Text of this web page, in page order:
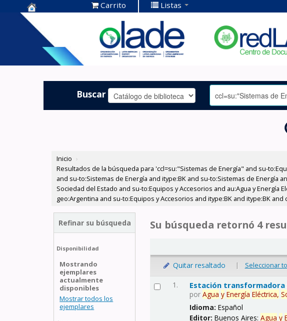
Centro de
Documentación
OLADE -
Carrito Listas
Buscar
Inicio ›
Resultados de la búsqueda para 'ccl=su:"Sistemas de Energía" and su-
and su-to:Sistemas de Energía and itype:BK and su-to:Sistemas de Energía
Sociedad del Estado and su-to:Equipos y Accesorios and au:Agua y Energía
geo:Argentina and su-to:Equipos y Accesorios and itype:BK and itype:BK
Refinar su búsqueda
Disponibilidad
Mostrando
ejemplares
actualmente
disponibles
Mostrar todos los
ejemplares
Su búsqueda retornó 4
Quitar resaltado | Seleccionar
1. Estación transformadora
porAgua y Energía Eléctrica,
Idioma:Español
Editor:Buenos Aires:Agua y